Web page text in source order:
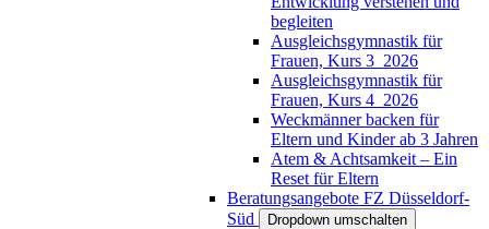
begleiten
Ausgleichsgymnastik für
Frauen, Kurs 3_2026
Ausgleichsgymnastik für
Frauen, Kurs 4_2026
Weckmänner backen für
Eltern und Kinder ab 3 Jahren
Atem & Achtsamkeit – Ein
Reset für Eltern
Beratungsangebote FZ Düsseldorf-
Süd
Dropdown umschalten